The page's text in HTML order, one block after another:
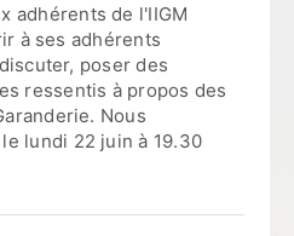
adhérents de l'IIGM
à ses adhérents
poser des
ressentis à propos des
Nous
lundi 22 juin à 19.30